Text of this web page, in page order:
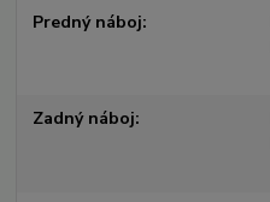
Predný náboj
Zadný náboj